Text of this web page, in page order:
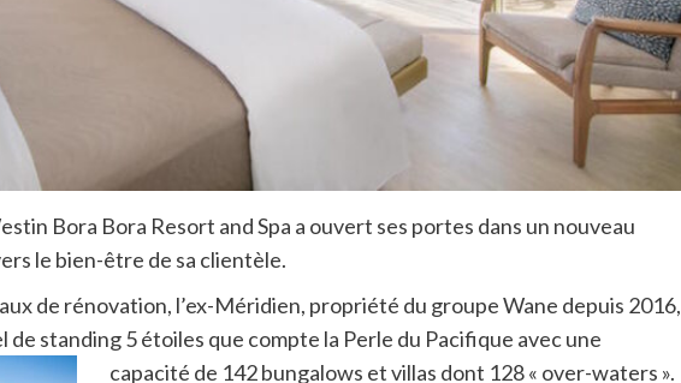
Bora Bora Resort and Spa a ouvert ses portes dans un nouveau
le bien-être de sa clientèle.
de rénovation, l’ex-Méridien, propriété du groupe Wane depuis 2016,
de standing 5 étoiles que compte la Perle du Pacifique avec une
capacité de 142 bungalows et villas dont 128 « over-waters ».